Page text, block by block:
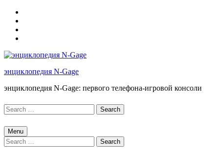
sidebar
энциклопедия N-Gage
энциклопедия N-Gage: первого телефона-игровой консоли
ПОИСК
Search
for:
Menu
Search
for: